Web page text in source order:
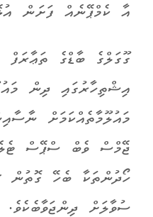
އާ ކެމްޕޭނެއް ފަށަން
ގޫގަލްގެ ބާޑްގެ ތަޢާރަފް
އިޝްތިހާރުގައި ދިން
މައުލޫމާތެއްކަމަށް
ޖޭމްސް ވެބް ސްޕޭސް
ހޯދުންތަކާ ބެހޭ ގޮތުން
ސުވާލަށް